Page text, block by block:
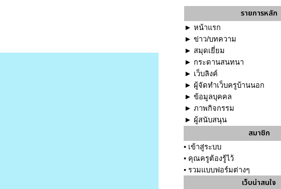
รายการหลัก
► หน้าแรก
► ข่าว/บทความ
► สมุดเยี่ยม
► กระดานสนทนา
► เว็บลิงค์
► ผู้จัดทำเว็บครูบ้านนอก
► ข้อมูลบุคคล
► ภาพกิจกรรม
► ผู้สนับสนุน
สมาชิก
• เข้าสู่ระบบ
• คุณครูต้องรู้ไว้
• รวมแบบฟอร์มต่างๆ
เว็บน่าสนใจ